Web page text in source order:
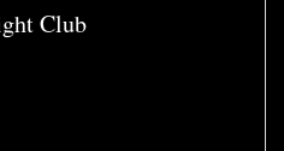
Club